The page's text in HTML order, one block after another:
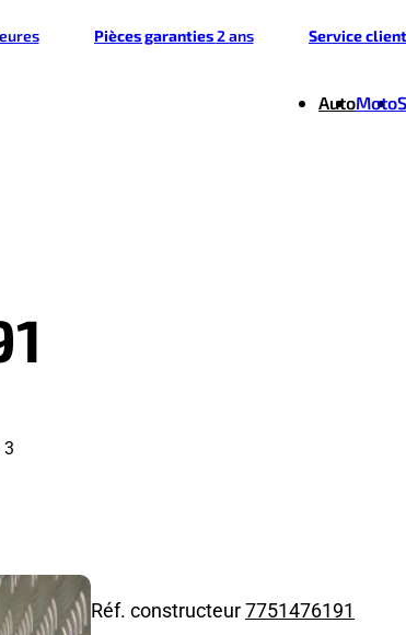
Pièces garanties2 ans Service
AutoMoto
Réf. constructeur7751476191